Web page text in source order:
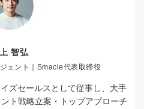
智弘
ェント｜Smacie代表取締役
ズセールスとして従事し、大手
ト戦略立案・トップアプローチ